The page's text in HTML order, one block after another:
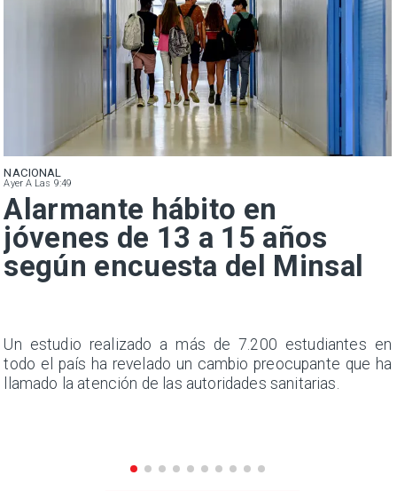
NACIONAL
Ayer A Las 9:49
Alarmante hábito en
jóvenes de 13 a 15 años
según encuesta del Minsal
Un estudio realizado a más de 7.200 estudiantes en
todo el país ha revelado un cambio preocupante que ha
llamado la atención de las autoridades sanitarias.